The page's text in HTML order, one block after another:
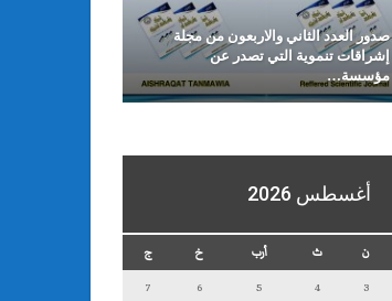
صدور العدد الثاني والاربعون من مجلة
إشراقات تنموية التي تصدر عن
مؤسسة…
أغسطس 2026
ن ث أرب خ
ج
3
4
5
6
7